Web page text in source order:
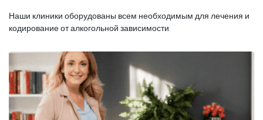
Наши клиники оборудованы всем необходимым для лечения и
кодирование от алкогольной зависимости